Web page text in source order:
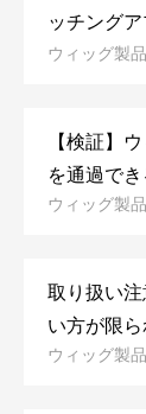
ッチング
変更するだ
ウィッグ製
【検証】
を通過でき
ウィッグ製
取り扱い
い方が限ら
ウィッグ製